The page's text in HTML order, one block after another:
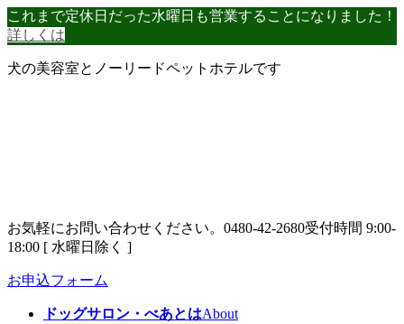
コ
ン
ン
ナ
ビ
ー
これまで定休日だった水曜日も営業することになりました！
詳しくは
犬の美容室とノーリードペットホテルです
お気軽にお問い合わせください。 0480-42-2680受付時間 9:00-
18:00 [ 水曜日除く ]
お申込フォーム
ドッグサロン・べあとはAbout